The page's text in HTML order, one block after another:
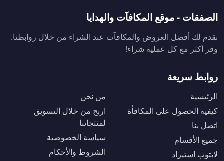
الصفقات - موقع المكافآت والهدايا
نقدم لك أفضل العروض والمكافآت عند الشراء من خلال روابطنا.
وفر أكثر مع كل عملية شراء!
روابط سريعة
الرئيسية
كيفية الحصول على المكافأة
اتصل بنا
جميع الأقسام
لابتوب استيراد
من نحن
اربح من خلال التسويق
لمنتجاتنا
سياسة الخصوصية
الشروط والأحكام